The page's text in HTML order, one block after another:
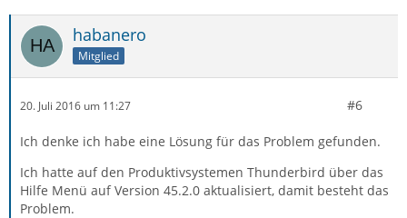
habanero
Mitglied
20. Juli 2016 um 11:27 #6
Ich denke ich habe eine Lösung für das Problem gefunden.
Ich hatte auf den Produktivsystemen Thunderbird über das
Hilfe Menü auf Version 45.2.0 aktualisiert, damit besteht das
Problem.